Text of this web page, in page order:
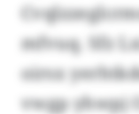
mfvuq. Sfz
oirsx
vwgp yhwpj